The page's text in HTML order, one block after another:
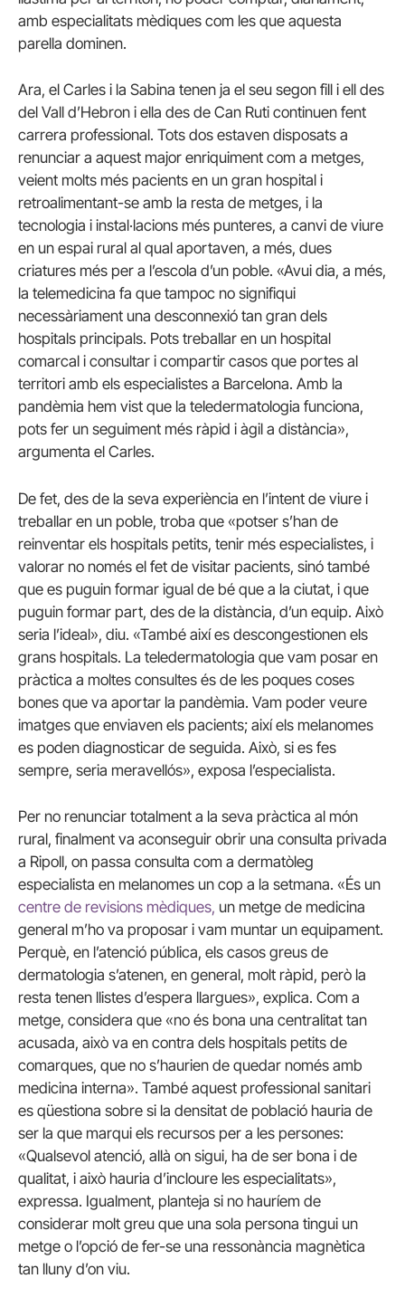
amb especialitats mèdiques com les que aquesta
parella dominen.
Ara, el Carles i la Sabina tenen ja el seu segon fill i ell des
del Vall d’Hebron i ella des de Can Ruti continuen fent
carrera professional. Tots dos estaven disposats a
renunciar a aquest major enriquiment com a metges,
veient molts més pacients en un gran hospital i
retroalimentant-se amb la resta de metges, i la
tecnologia i instal·lacions més punteres, a canvi de viure
en un espai rural al qual aportaven, a més, dues
criatures més per a l’escola d’un poble. «Avui dia, a més,
la telemedicina fa que tampoc no signifiqui
necessàriament una desconnexió tan gran dels
hospitals principals. Pots treballar en un hospital
comarcal i consultar i compartir casos que portes al
territori amb els especialistes a Barcelona. Amb la
pandèmia hem vist que la teledermatologia funciona,
pots fer un seguiment més ràpid i àgil a distància»,
argumenta el Carles.
De fet, des de la seva experiència en l’intent de viure i
treballar en un poble, troba que «potser s’han de
reinventar els hospitals petits, tenir més especialistes, i
valorar no només el fet de visitar pacients, sinó també
que es puguin formar igual de bé que a la ciutat, i que
puguin formar part, des de la distància, d’un equip. Això
seria l’ideal», diu. «També així es descongestionen els
grans hospitals. La teledermatologia que vam posar en
pràctica a moltes consultes és de les poques coses
bones que va aportar la pandèmia. Vam poder veure
imatges que enviaven els pacients; així els melanomes
es poden diagnosticar de seguida. Això, si es fes
sempre, seria meravellós», exposa l’especialista.
Per no renunciar totalment a la seva pràctica al món
rural, finalment va aconseguir obrir una consulta privada
a Ripoll, on passa consulta com a dermatòleg
especialista en melanomes un cop a la setmana. «És un
centre de revisions mèdiques, un metge de medicina
general m’ho va proposar i vam muntar un equipament.
Perquè, en l’atenció pública, els casos greus de
dermatologia s’atenen, en general, molt ràpid, però la
resta tenen llistes d’espera llargues», explica. Com a
metge, considera que «no és bona una centralitat tan
acusada, això va en contra dels hospitals petits de
comarques, que no s’haurien de quedar només amb
medicina interna». També aquest professional sanitari
es qüestiona sobre si la densitat de població hauria de
ser la que marqui els recursos per a les persones:
«Qualsevol atenció, allà on sigui, ha de ser bona i de
qualitat, i això hauria d’incloure les especialitats»,
expressa. Igualment, planteja si no hauríem de
considerar molt greu que una sola persona tingui un
metge o l’opció de fer-se una ressonància magnètica
tan lluny d’on viu.